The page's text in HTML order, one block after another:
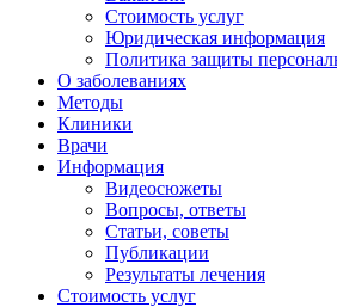
Стоимость услуг
Юридическая информация
Политика защиты
О заболеваниях
Методы
Клиники
Врачи
Информация
Видеосюжеты
Вопросы, ответы
Статьи, советы
Публикации
Результаты лечения
Стоимость услуг